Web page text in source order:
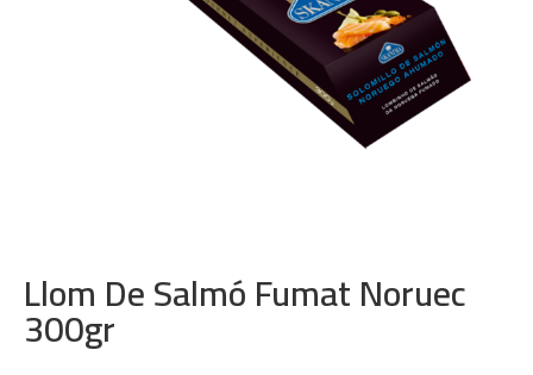
Llom De Salmó Fumat Noruec
300gr